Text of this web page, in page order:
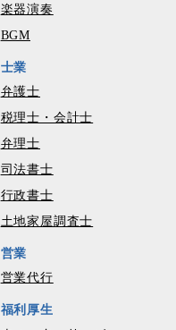
楽器演奏
BGM
士業
弁護士
税理士・会計士
弁理士
司法書士
行政書士
土地家屋調査士
営業
営業代行
福利厚生